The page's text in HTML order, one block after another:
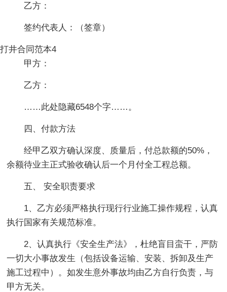
乙方：
签约代表人：（签章）
打井合同范本4
甲方：
乙方：
……此处隐藏6548个字……。
四、付款方法
经甲乙双方确认深度、质量后，付总款额的50%，
余额待业主正式验收确认后一个月付全工程总额。
五、 安全职责要求
1、乙方必须严格执行现行行业施工操作规程，认真
执行国家有关规范标准。
2、认真执行《安全生产法》，杜绝盲目蛮干，严防
一切大小事故发生（包括设备运输、安装、拆卸及生产
施工过程中）。如发生意外事故均由乙方自行负责，与
甲方无关。